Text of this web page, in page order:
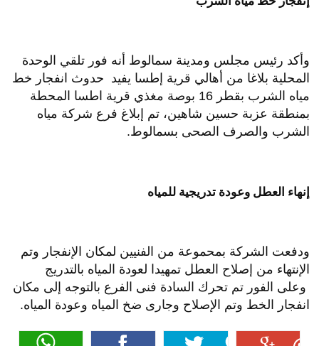
وأكد رئيس مجلس ومدينة سمالوط أنه فور تلقي الوحدة
المحلية بلاغا من أهالي قرية إطسا يفيد حدوث انفجار خط
مياه الشرب بقطر 16 بوصة مغذي قرية اطسا المحطة
بمنطقة عزبة حسين شاهين، تم إبلاغ فرع شركة مياه
الشرب والصرف الصحى بسمالوط.
إنهاء العطل وعودة تدريجية للمياه
ودفعت الشركة بمحموعة من الفنيين لمكان الإنفجار وتم
الإنتهاء من إصلاح العطل تمهيدا لعودة المياه بالتدريج
وعلى الفور تم تحرك السادة فنى الفرع بالتوجه إلى مكان
انفجار الخط وتم الإصلاح وجارى ضخ المياه وعودة المياه.